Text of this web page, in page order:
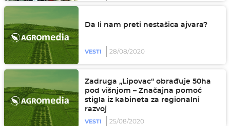
Da li nam preti nestašica ajvara?
VESTI 28/08/2020
Zadruga „Lipovac“ obrađuje 50ha
pod višnjom – Značajna pomoć
stigla iz kabineta za regionalni
razvoj
VESTI
25/08/2020